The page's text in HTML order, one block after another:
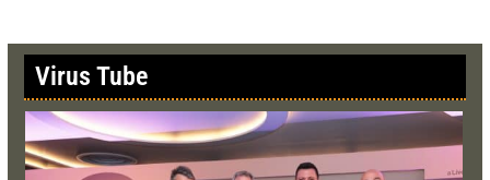
Virus Tube
Use
the